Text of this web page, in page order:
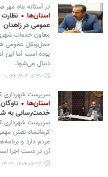
در آستانه ماه
استان‌ها
عمومی در زاهدان
معاون خدمات
حمل‌ونقل عمومی
بوده است اما این
دنبال می‌شود.
۱۴۰۴-۰۶-۳۰ ۱۰:۲۲
سرپرست شهرداری
استان‌ها
خدمت‌رسانی به
سرپرست شهرداری
کرمانشاه نقش
مردم دارد و
آن در دست اجرا
۱۴۰۴-۰۶-۲۳ ۱۳:۳۱